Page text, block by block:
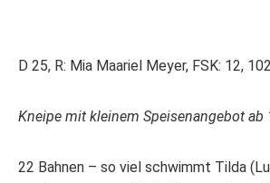
D 25, R: Mia Maariel Meyer, FSK: 12,
Kneipe mit kleinem Speisenangebot ab
22 Bahnen – so viel schwimmt Tilda